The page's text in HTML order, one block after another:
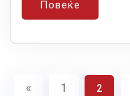
Повеќе
« 1 2